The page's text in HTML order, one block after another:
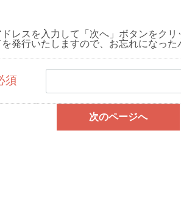
レスを入力して「次へ」ボタンをクリ
発行いたしますので、お忘れになった
須
次のページへ